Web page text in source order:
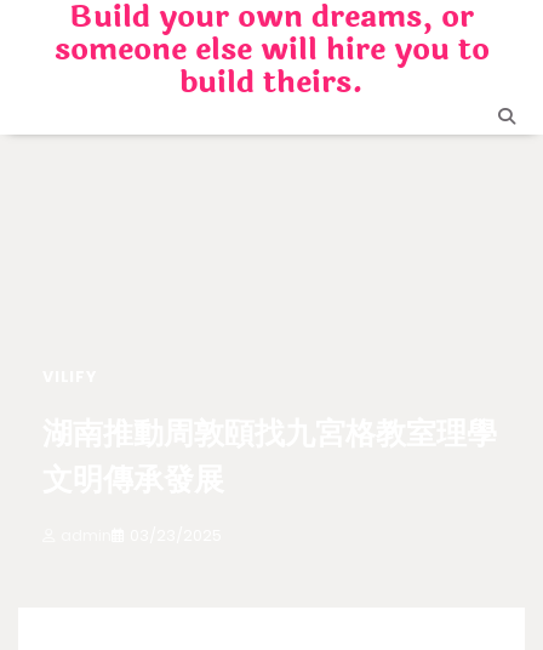
Build your own dreams, or
someone else will hire you to
build theirs.